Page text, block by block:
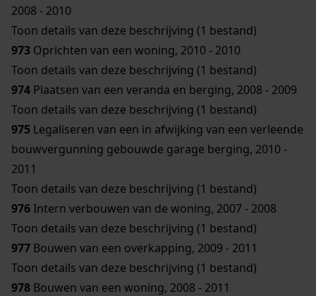
2008 - 2010
Toon details van deze beschrijving (1 bestand)
973 Oprichten van een woning, 2010 - 2010
Toon details van deze beschrijving (1 bestand)
974 Plaatsen van een veranda en berging, 2008 - 2009
Toon details van deze beschrijving (1 bestand)
975 Legaliseren van een in afwijking van een verleende
bouwvergunning gebouwde garage berging, 2010 -
2011
Toon details van deze beschrijving (1 bestand)
976 Intern verbouwen van de woning, 2007 - 2008
Toon details van deze beschrijving (1 bestand)
977 Bouwen van een overkapping, 2009 - 2011
Toon details van deze beschrijving (1 bestand)
978 Bouwen van een woning, 2008 - 2011